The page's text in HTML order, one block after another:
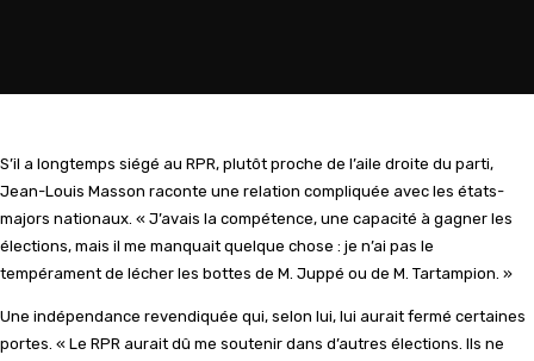
S’il a longtemps siégé au RPR, plutôt proche de l’aile droite du parti,
Jean-Louis Masson raconte une relation compliquée avec les états-
majors nationaux. « J’avais la compétence, une capacité à gagner les
élections, mais il me manquait quelque chose : je n’ai pas le
tempérament de lécher les bottes de M. Juppé ou de M. Tartampion. »
Une indépendance revendiquée qui, selon lui, lui aurait fermé certaines
portes. « Le RPR aurait dû me soutenir dans d’autres élections. Ils ne